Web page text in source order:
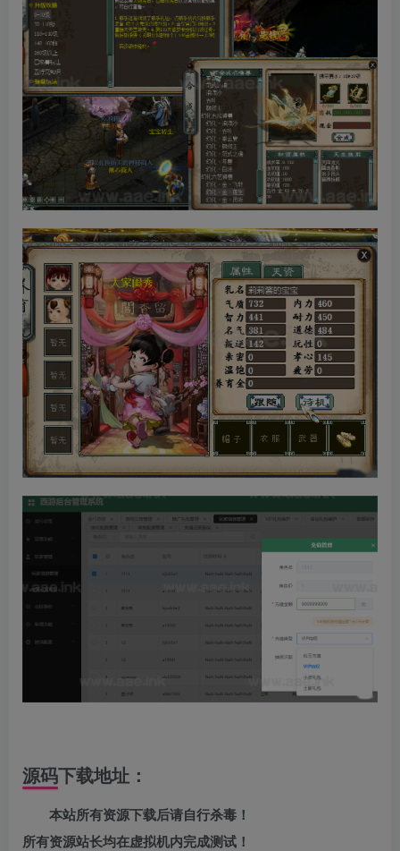
源码下载地址：
本站所有资源下载后请自行杀毒！
所有资源站长均在虚拟机内完成测试！